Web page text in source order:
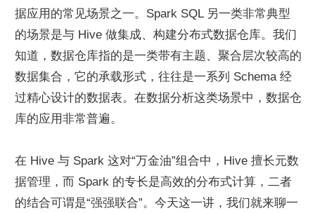
据应用的常见场景之一。Spark SQL 另一类非常典型
的场景是与 Hive 做集成、构建分布式数据仓库。我们
知道，数据仓库指的是一类带有主题、聚合层次较高的
数据集合，它的承载形式，往往是一系列 Schema 经
过精心设计的数据表。在数据分析这类场景中，数据仓
库的应用非常普遍。
在 Hive 与 Spark 这对“万金油”组合中，Hive 擅长元数
据管理，而 Spark 的专长是高效的分布式计算，二者
的结合可谓是“强强联合”。今天这一讲，我们就来聊一